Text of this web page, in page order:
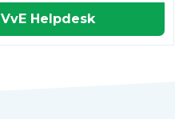
VvE Helpdesk